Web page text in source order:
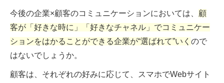
今後の企業×顧客のコミュニケーションにおいては、 顧
客が「好きな時に」「好きなチャネル」でコミュニケー
ションをはかることができる企業が“選ばれて”いく ので
はないでしょうか。
顧客は、それぞれの好みに応じて、スマホでWebサイト